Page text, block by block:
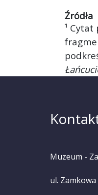
Źródła
¹ Cytat
Muzeum -
ul. Zamkowa